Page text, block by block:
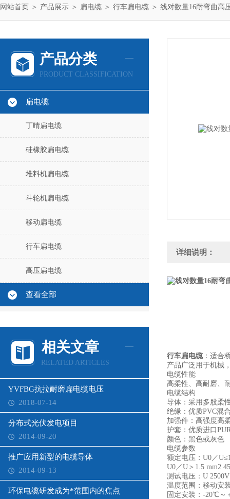
网站首页 ＞ 产品展示 ＞ 扁电缆 ＞ 行车扁电缆 ＞ 线对数量16耐弯曲高
产品分类
PRODUCT CLASSIFICATION
扁电缆
丁晴扁电缆
硅橡胶扁电缆
堆料机扁电缆
斗轮机扁电缆
移动扁电缆
行车扁电缆
高压扁电缆
查看全部
相关文章
RELATED ARTICLES
YVFBG抗拉耐磨扁电缆电压
2018-07-14
分布式光伏发电项目
2014-09-20
推广应用新型的电缆导体
2014-09-13
环保电缆研发成为*范围内的焦点
详细说明：
行车扁电缆：适合
产品广泛用于机械
电缆性能
高柔性、高耐磨、
电缆结构
导体：采用多股柔
绝缘：优质PVC
加强件：高强度高
护套：优质进口
颜色：黑色或灰色
电缆参数
额定电压：U0／
U0／U＞1.5 mm2
测试电压：U 2500V
温度范围：移动安
固定安装：-20℃～